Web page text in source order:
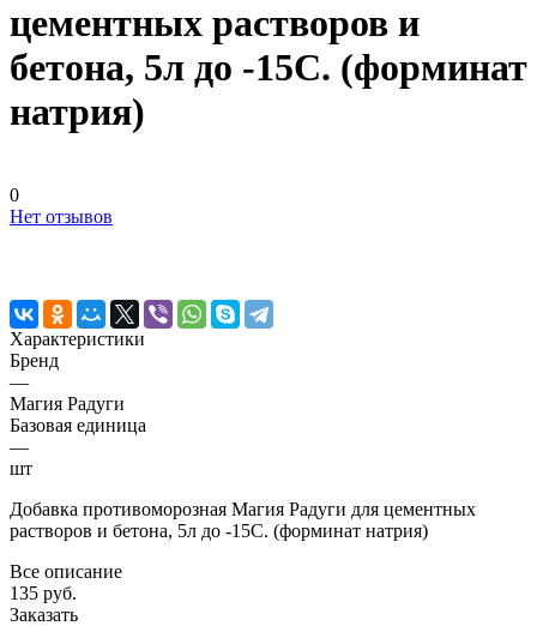
цементных растворов и
бетона, 5л до -15С. (форминат
натрия)
0
Нет отзывов
Характеристики
Бренд
—
Магия Радуги
Базовая единица
—
шт
Добавка противоморозная Магия Радуги для цементных
растворов и бетона, 5л до -15С. (форминат натрия)
Все описание
135 руб.
Заказать